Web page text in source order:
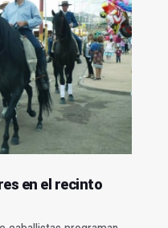
en el recinto